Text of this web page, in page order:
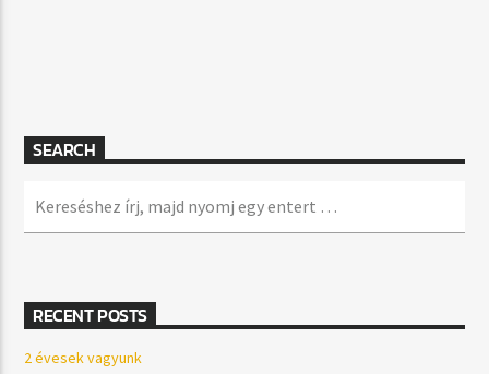
SEARCH
RECENT POSTS
2 évesek vagyunk